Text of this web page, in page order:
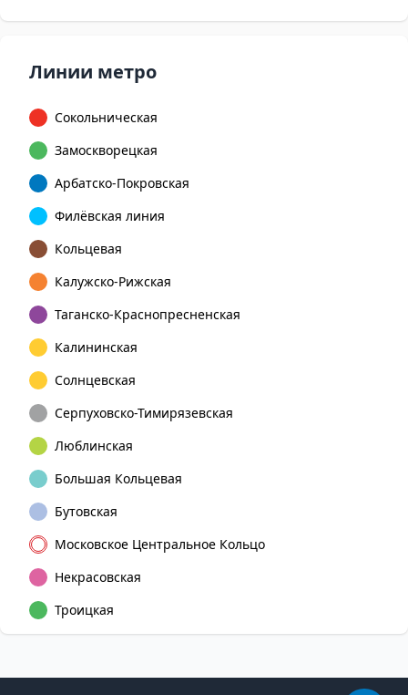
Линии метро
Сокольническая
Замоскворецкая
Арбатско-Покровская
Филёвская линия
Кольцевая
Калужско-Рижская
Таганско-Краснопресненская
Калининская
Солнцевская
Серпуховско-Тимирязевская
Люблинская
Большая Кольцевая
Бутовская
Московское Центральное Кольцо
Некрасовская
Троицкая